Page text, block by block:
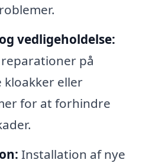
vedligeholdelse:
på
kloakker eller
for at forhindre
Installation af nye